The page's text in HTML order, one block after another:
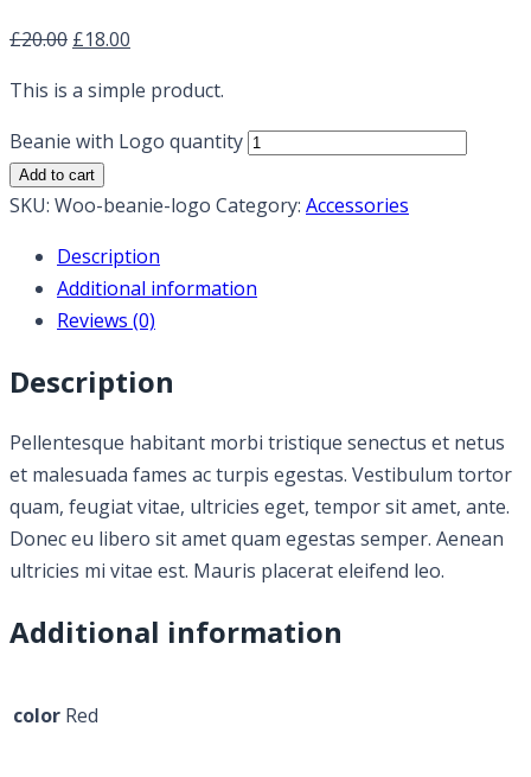
£20.00 £18.00
This is a simple product.
Beanie with Logo quantity
Add to cart
SKU: Woo-beanie-logo Category: Accessories
Description
Additional information
Reviews (0)
Description
Pellentesque habitant morbi tristique senectus et netus
et malesuada fames ac turpis egestas. Vestibulum tortor
quam, feugiat vitae, ultricies eget, tempor sit amet, ante.
Donec eu libero sit amet quam egestas semper. Aenean
ultricies mi vitae est. Mauris placerat eleifend leo.
Additional information
color Red